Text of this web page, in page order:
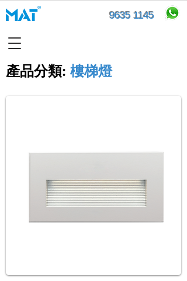
9635 1145
產品分類​: 樓梯燈